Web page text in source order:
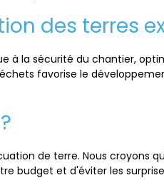
des terres
la sécurité du chantier,
favorise le
de terre. Nous croyons
budget et d'éviter les